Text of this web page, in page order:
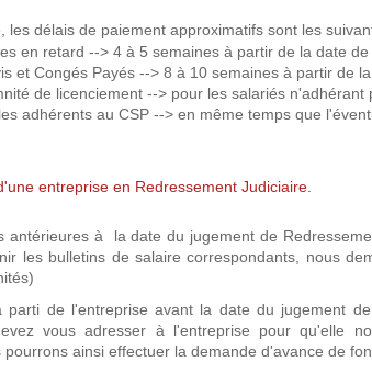
les délais de paiement approximatifs sont les
en retard --> 4 à 5 semaines à partir de la date de
et Congés Payés --> 8 à 10 semaines à partir de
de licenciement --> pour les salariés
adhérents au CSP --> en même temps que
entreprise en Redressement Judiciaire.
antérieures à la date du jugement de
les bulletins de salaire correspondants, nous
parti de l'entreprise avant la date du jugement
vous adresser à l'entreprise pour qu'elle
pourrons ainsi effectuer la demande d'avance de